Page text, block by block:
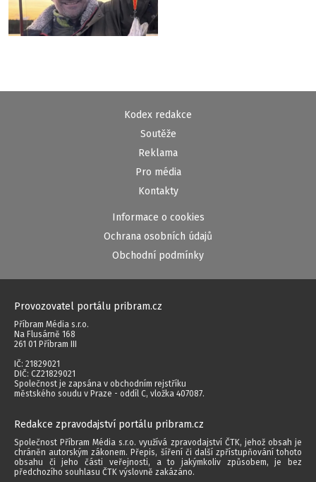
Kodex redakce
Soutěže
Reklama
Pro média
Kontakty
Informace o cookies
Ochrana osobních údajů
Obchodní podmínky
Provozovatel portálu pribram.cz
Příbram Média s.r.o.
Na Flusárně 168
261 01 Příbram III
IČ: 21829021
DIČ: CZ21829021
Společnost je zapsána v obchodním rejstříku
městského soudu v Praze - oddíl C, vložka 407087.
Redakce zpravodajství portálu pribram.cz
Společnost Příbram Média s.r.o. využívá zpravodajství ČTK, jehož obsah je
chráněn autorským zákonem. Přepis, šíření či další zpřístupňování tohoto
obsahu či jeho části veřejnosti, a to jakýmkoliv způsobem, je bez
předchozího souhlasu ČTK výslovně zakázáno.